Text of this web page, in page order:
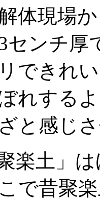
体現場
センチ厚
できれ
れする
と感じ
楽土」
で昔聚